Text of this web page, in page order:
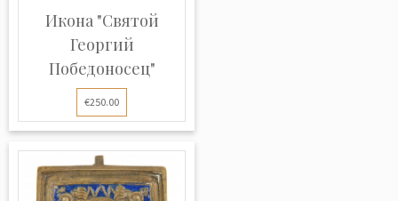
Икона "Святой
Георгий
Победоносец"
€250.00